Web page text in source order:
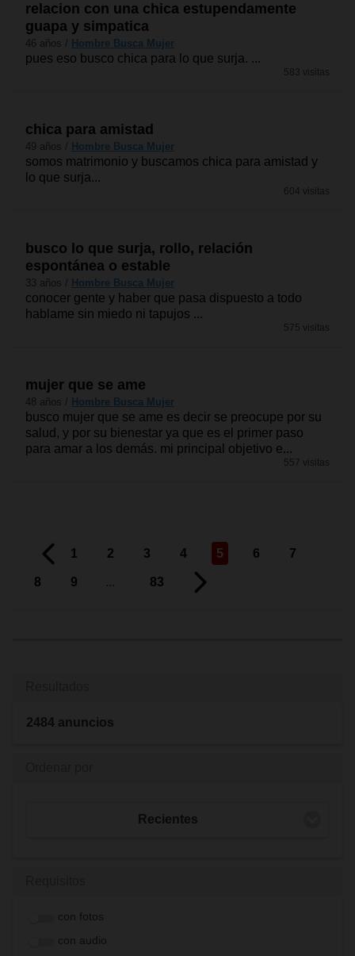
2484 anuncios
Recientes
con fotos
con audio
relacion con una chica estupendamente
guapa y simpatica
46 años / Hombre Busca Mujer
pues eso busco chica para lo que surja. ...
583 visitas
chica para amistad
49 años / Hombre Busca Mujer
somos matrimonio y buscamos chica para amistad y
lo que surja...
604 visitas
busco lo que surja, rollo, relación
espontánea o estable
33 años / Hombre Busca Mujer
conocer gente y haber que pasa dispuesto a todo
hablame sin miedo ni tapujos ...
575 visitas
mujer que se ame
48 años / Hombre Busca Mujer
busco mujer que se ame es decir se preocupe por su
salud, y por su bienestar ya que es el primer paso
para amar a los demás. mi principal objetivo e...
557 visitas
1 2 3 4 5 6 7
8 9 ... 83